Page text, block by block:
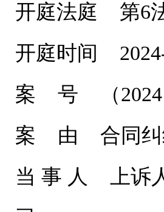
开庭法庭 第6
开庭时间 2024-
案 号 （2024
案 由 合同纠
当 事 人 上诉